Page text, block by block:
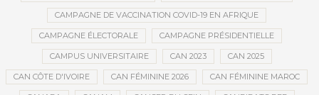
CAMPAGNE DE VACCINATION COVID-19 EN AFRIQUE
CAMPAGNE ÉLECTORALE CAMPAGNE PRÉSIDENTIELLE
CAMPUS UNIVERSITAIRE CAN 2023 CAN 2025
CAN CÔTE D'IVOIRE CAN FÉMININE 2026 CAN FÉMININE MAROC